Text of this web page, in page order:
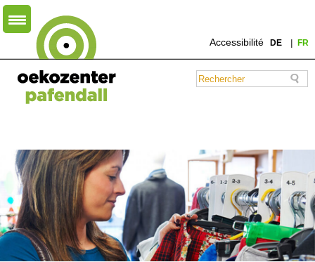
Accessibilité DE FR